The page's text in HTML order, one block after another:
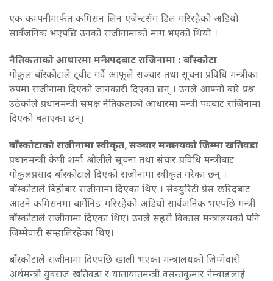
एक कम्पनीमार्फत कमिसन लिन एजेन्टसँग डिल गरिरहेको अडियो
सार्वजनिक भएपछि उनको राजीनामाको माग भएको थियो ।
नैतिकताको आधारमा मन्त्री पदबाट राजिनामा : बाँस्कोटा
गोकुल बाँस्कोटाले ट्वीट गर्दै आफूले सञ्चार तथा सूचना प्रविधि मन्त्रीका
रुपमा राजीनामा दिएको जानकारी दिएका छन् । उनले आफ्नो बारे प्रश्न
उठेकोले प्रधानमन्त्री समक्ष नैतिकताको आधारमा मन्त्री पदबाट राजिनामा
दिएको बताएका छन्।
बाँस्कोटाको राजीनामा स्वीकृत, सञ्‍चार मन्त्रालयको जिम्मा खतिवडा
प्रधानमन्त्री केपी शर्मा ओलीले सूचना तथा संचार प्रविधि मन्त्रीबाट
गोकुलप्रसाद बाँस्कोटाले दिएको राजीनामा स्वीकृत गरेका छन् ।
बाँस्कोटाले बिहीबार राजीनामा दिएका थिए । सेक्युरिटी प्रेस खरिदबाट
आउने कमिसनमा बार्गेनिङ गरिरहेको अडियो सार्वजनिक भएपछि मन्त्री
बाँस्कोटाले राजीनामा दिएका थिए। उनले सहरी विकास मन्त्रालयको पनि
जिम्मेवारी सम्हालिरहेका थिए।
बाँस्कोटाले राजीनामा दिएपछि खाली भएका मन्त्रालयको जिम्मेवारी
अर्थमन्त्री युवराज खतिवडा र यातायातमन्त्री वसन्तकुमार नेम्वाङलाई